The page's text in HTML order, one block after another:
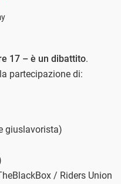
17 – è un dibattito.
partecipazione di:
giuslavorista)
/ Riders Union